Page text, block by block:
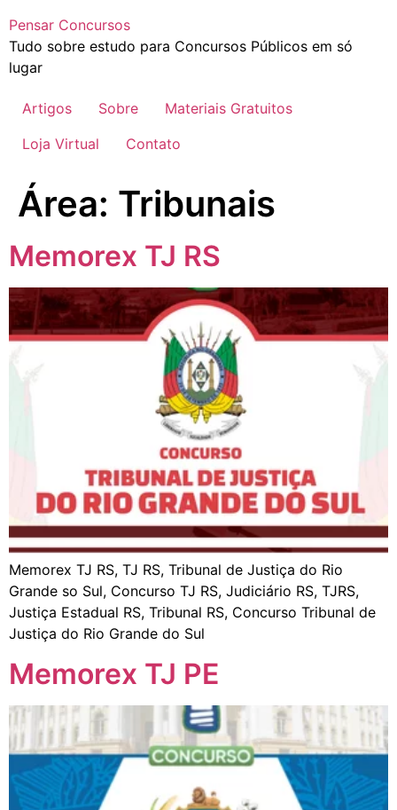
Pensar Concursos
Tudo sobre estudo para Concursos Públicos em só
lugar
Artigos Sobre
Materiais Gratuitos
Loja Virtual
Contato
Área: Tribunais
Memorex TJ RS
Memorex TJ RS, TJ RS, Tribunal de Justiça do Rio
Grande so Sul, Concurso TJ RS, Judiciário RS, TJRS,
Justiça Estadual RS, Tribunal RS, Concurso Tribunal de
Justiça do Rio Grande do Sul
Memorex TJ PE